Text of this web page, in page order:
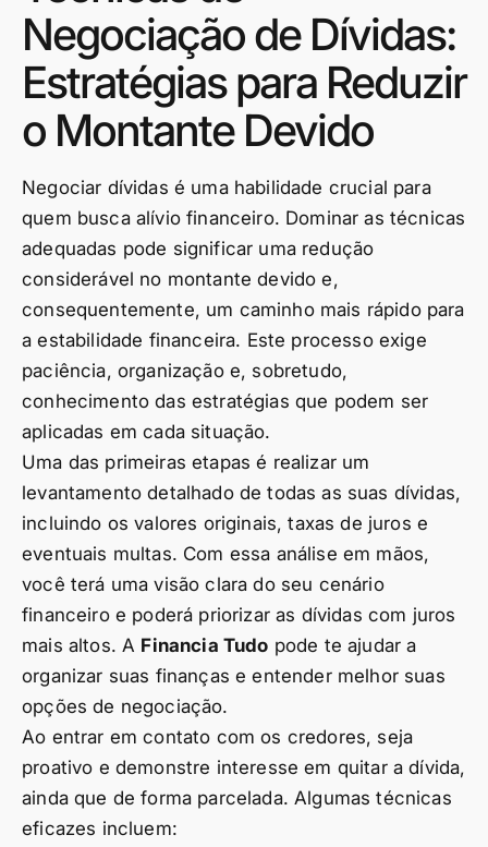
Negociação de Dívidas:
Estratégias para Reduzir
o Montante Devido
Negociar dívidas é uma habilidade crucial para
quem busca alívio financeiro. Dominar as técnicas
adequadas pode significar uma redução
considerável no montante devido e,
consequentemente, um caminho mais rápido para
a estabilidade financeira. Este processo exige
paciência, organização e, sobretudo,
conhecimento das estratégias que podem ser
aplicadas em cada situação.
Uma das primeiras etapas é realizar um
levantamento detalhado de todas as suas dívidas,
incluindo os valores originais, taxas de juros e
eventuais multas. Com essa análise em mãos,
você terá uma visão clara do seu cenário
financeiro e poderá priorizar as dívidas com juros
mais altos. A Financia Tudo pode te ajudar a
organizar suas finanças e entender melhor suas
opções de negociação.
Ao entrar em contato com os credores, seja
proativo e demonstre interesse em quitar a dívida,
ainda que de forma parcelada. Algumas técnicas
eficazes incluem: